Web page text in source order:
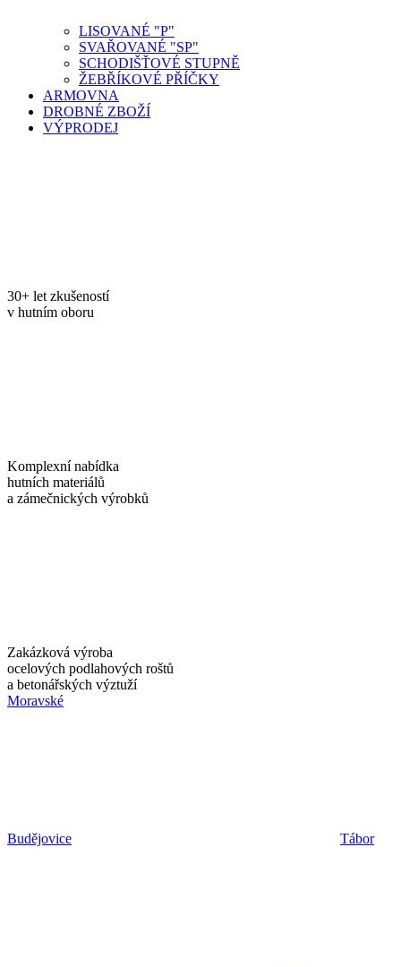
LISOVANÉ "P"
SVAŘOVANÉ "SP"
SCHODIŠŤOVÉ STUPNĚ
ŽEBŘÍKOVÉ PŘÍČKY
ARMOVNA
DROBNÉ ZBOŽÍ
VÝPRODEJ
30+ let zkušeností
v hutním oboru
Komplexní nabídka
hutních materiálů
a zámečnických výrobků
Zakázková výroba
ocelových podlahových roštů
a betonářských výztuží
Moravské
Budějovice Tábor